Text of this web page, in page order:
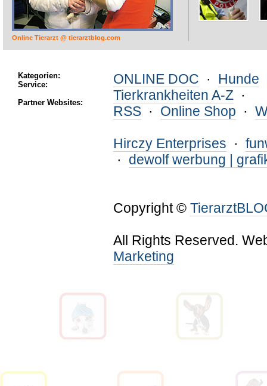
Online Tierarzt @ tierarztblog.com
Kategorien:
Service:
Partner Websites:
ONLINE DOC · Hunde
Tierkrankheiten A-Z ·
RSS · Online Shop ·
Hirczy Enterprises ·
· dewolf werbung |
Copyright ©
All Rights Reserved.
Marketing